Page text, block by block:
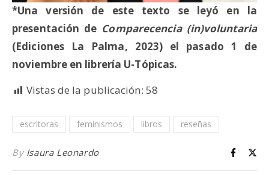
*Una versión de este texto se leyó en la
presentación de Comparecencia (in)voluntaria
(Ediciones La Palma, 2023) el pasado 1 de
noviembre en librería U-Tópicas.
Vistas de la publicación: 58
escritoras feminismos libros reseñas
By Isaura Leonardo